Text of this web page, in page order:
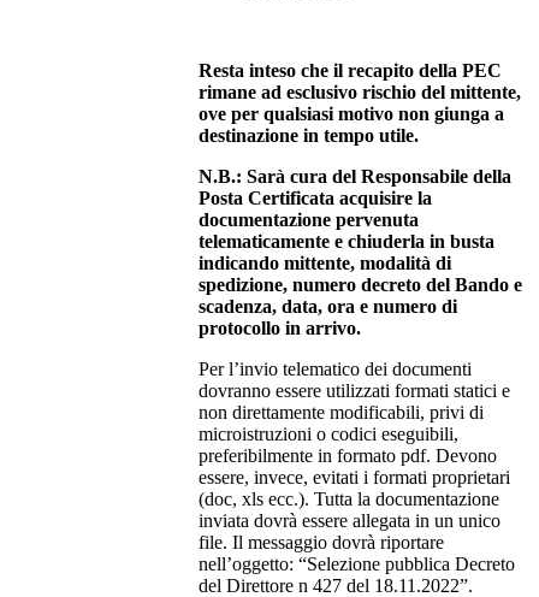
Resta inteso che il recapito della PEC
rimane ad esclusivo rischio del mittente,
ove per qualsiasi motivo non giunga a
destinazione in tempo utile.
N.B.: Sarà cura del Responsabile della
Posta Certificata acquisire la
documentazione pervenuta
telematicamente e chiuderla in busta
indicando mittente, modalità di
spedizione, numero decreto del Bando e
scadenza, data, ora e numero di
protocollo in arrivo.
Per l’invio telematico dei documenti
dovranno essere utilizzati formati statici e
non direttamente modificabili, privi di
microistruzioni o codici eseguibili,
preferibilmente in formato pdf. Devono
essere, invece, evitati i formati proprietari
(doc, xls ecc.). Tutta la documentazione
inviata dovrà essere allegata in un unico
file. Il messaggio dovrà riportare
nell’oggetto: “Selezione pubblica Decreto
del Direttore n 427 del 18.11.2022”.